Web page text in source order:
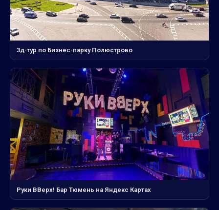
3д-тур по Бизнес-парку Полюстрово
Руки ВВерх! Бар Тюмень на Яндекс Картах